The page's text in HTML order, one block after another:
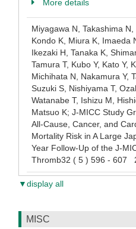
More details
Miyagawa N, Takashima N,
Kondo K, Miura K, Imaeda
Ikezaki H, Tanaka K,
Tamura T, Kubo Y, Kato Y,
Michihata N, Nakamura Y,
Suzuki S, Nishiyama T,
Watanabe T, Ishizu M,
Matsuo K; J-MICC Study
All-Cause, Cancer, and
Mortality Risk in A Large
Year Follow-Up of the J-
Thromb32 ( 5 ) 596 - 607
▼display all
MISC